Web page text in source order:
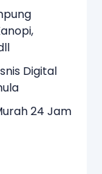
Digital
24 Jam